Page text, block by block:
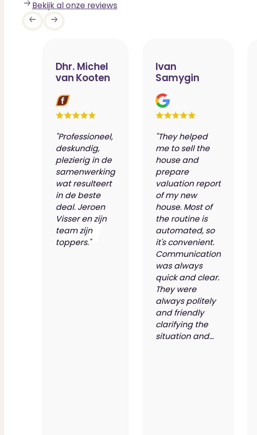
Nieuwbouw verkopen
Blog
Over PUUR* Wie zijn wij?
Werken bij PUUR* Kom jij ons team versterken?
Onze vestigingen De kracht van 6 vestigingen!
Beoordelingen Dit zeggen klanten over ons
PartnersMaak gebruik van ons netwerk
Verenigingen PUUR* is aangesloten bij...
Werken bij PUUR*
Bekijk Vestigingen
Bekijk al onze reviews
Dhr. Michel
van Kooten
"Professioneel,
deskundig,
plezierig in de
samenwerking
wat resulteert
in de beste
deal. Jeroen
Visser en zijn
team zijn
toppers."
Ivan
Samygin
"They helped
me to sell the
house and
prepare
valuation report
of my new
house. Most of
the routine is
automated, so
it's convenient.
Communication
was always
quick and clear.
They were
always politely
and friendly
clarifying the
situation and...